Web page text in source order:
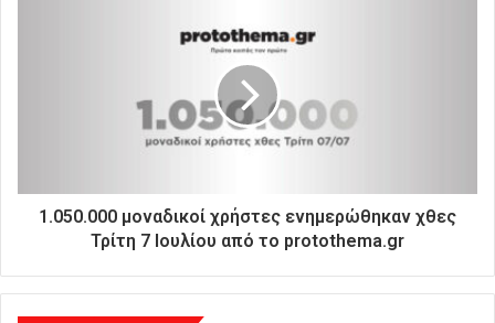
σ
1.050.000 μοναδικοί χρήστες ενημερώθηκαν χθες
Τρίτη 7 Ιουλίου από το protothema.gr